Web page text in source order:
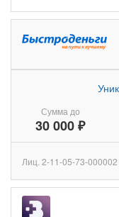
Сумма до
30 000 ₽
Лиц. 2-11-05-73-000002